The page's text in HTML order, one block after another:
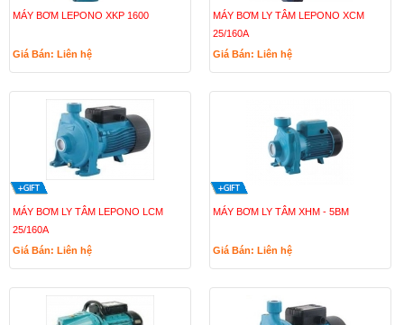
MÁY BƠM LEPONO XKP 1600
Giá Bán: Liên hệ
MÁY BƠM LY TÂM LEPONO XCM
25/160A
Giá Bán: Liên hệ
MÁY BƠM LY TÂM LEPONO LCM
25/160A
Giá Bán: Liên hệ
MÁY BƠM LY TÂM XHM - 5BM
Giá Bán: Liên hệ